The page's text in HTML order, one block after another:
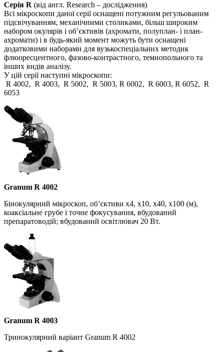
Серія R (від англ. Research – дослідження)
Всі мікроскопи даної серії оснащені потужним регульованим
підсвічуванням, механічними столиками, більш широким
набором окулярів і об’єктивів (ахромати, полуплан- і план-
ахромати) і в будь-який момент можуть бути оснащені
додатковими наборами для вузькоспеціальних методик
флюоресцентного, фазово-контрастного, темнопольного та
інших видів аналізу.
У цій серії наступні мікроскопи:
R 4002, R 4003, R 5002, R 5003, R 6002, R 6003, R 6052, R
6053
Granum R 4002
Бінокулярний мікроскоп, об’єктиви х4, х10, х40, х100 (м),
коаксіальне грубе і точне фокусування, вбудований
препаратоводій; вбудований освітлювач 20 Вт.
Granum R 4003
Тринокулярний варіант Granum R 4002